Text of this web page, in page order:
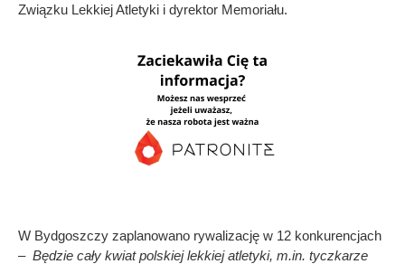
Związku Lekkiej Atletyki i dyrektor Memoriału.
W Bydgoszczy zaplanowano rywalizację w 12 konkurencjach
– Będzie cały kwiat polskiej lekkiej atletyki, m.in. tyczkarze